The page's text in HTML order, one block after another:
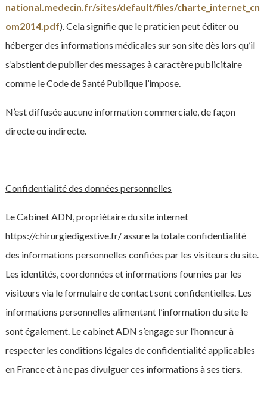
national.medecin.fr/sites/default/files/charte_internet_cn
om2014.pdf). Cela signifie que le praticien peut éditer ou
héberger des informations médicales sur son site dès lors qu’il
s’abstient de publier des messages à caractère publicitaire
comme le Code de Santé Publique l’impose.
N’est diffusée aucune information commerciale, de façon
directe ou indirecte.
Confidentialité des données personnelles
Le Cabinet ADN, propriétaire du site internet
https://chirurgiedigestive.fr/ assure la totale confidentialité
des informations personnelles confiées par les visiteurs du site.
Les identités, coordonnées et informations fournies par les
visiteurs via le formulaire de contact sont confidentielles. Les
informations personnelles alimentant l’information du site le
sont également. Le cabinet ADN s’engage sur l’honneur à
respecter les conditions légales de confidentialité applicables
en France et à ne pas divulguer ces informations à ses tiers.